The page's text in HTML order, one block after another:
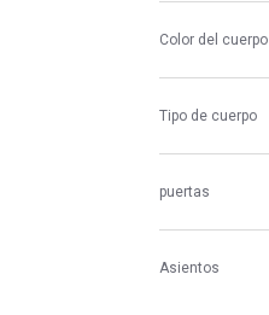
Color del cuerpo
Tipo de cuerpo
puertas
Asientos